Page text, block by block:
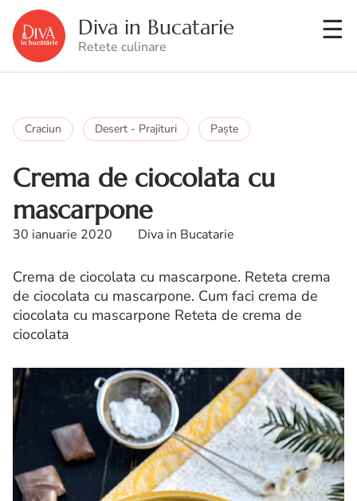
Diva in Bucatarie
Retete culinare
Craciun Desert - Prajituri Paşte
Crema de ciocolata cu
mascarpone
30 ianuarie 2020 Diva in Bucatarie
Crema de ciocolata cu mascarpone. Reteta crema
de ciocolata cu mascarpone. Cum faci crema de
ciocolata cu mascarpone Reteta de crema de
ciocolata